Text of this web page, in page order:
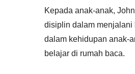
Kepada anak-anak,
disiplin dalam menjalani
dalam kehidupan anak-
belajar di rumah baca.